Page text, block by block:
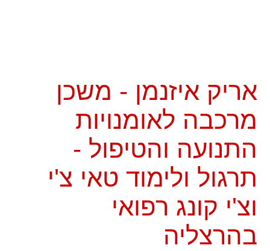
אריק איזנמן - משכן
מרכבה לאומנויות
התנועה והטיפול -
תרגול ולימוד טאי צ'י
וצ'י קונג רפואי
בהרצליה